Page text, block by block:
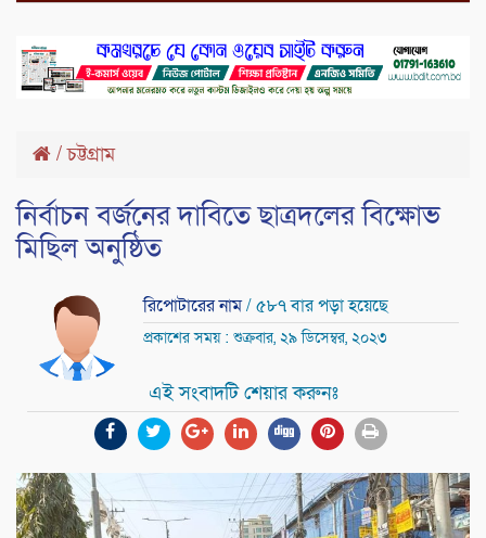
/চট্টগ্রাম
নির্বাচন বর্জনের দাবিতে ছাত্রদলের বিক্ষোভ
মিছিল অনুষ্ঠিত
রিপোটারের নাম/ ৫৮৭ বার পড়া হয়েছে
প্রকাশের সময় : শুক্রবার, ২৯ ডিসেম্বর, ২০২৩
এই সংবাদটি শেয়ার করুনঃ